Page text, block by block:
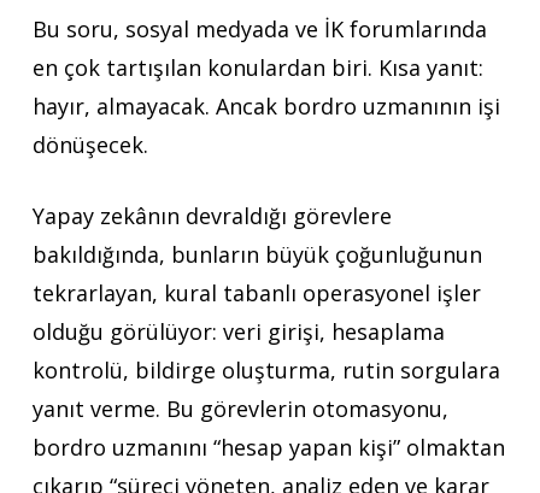
Bu soru, sosyal medyada ve İK forumlarında
en çok tartışılan konulardan biri. Kısa yanıt:
hayır, almayacak. Ancak bordro uzmanının işi
dönüşecek.
Yapay zekânın devraldığı görevlere
bakıldığında, bunların büyük çoğunluğunun
tekrarlayan, kural tabanlı operasyonel işler
olduğu görülüyor: veri girişi, hesaplama
kontrolü, bildirge oluşturma, rutin sorgulara
yanıt verme. Bu görevlerin otomasyonu,
bordro uzmanını “hesap yapan kişi” olmaktan
çıkarıp “süreci yöneten, analiz eden ve karar